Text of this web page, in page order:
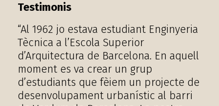
Testimonis
“Al 1962 jo estava estudiant Enginyeria
Tècnica a l’Escola Superior
d’Arquitectura de Barcelona. En aquell
moment es va crear un grup
d’estudiants que fèiem un projecte de
desenvolupament urbanístic al barri